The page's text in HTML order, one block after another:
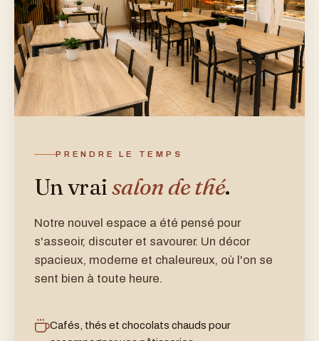
PRENDRE LE TEMPS
Un vraisalon de thé.
Notre nouvel espace a été pensé pour
s'asseoir, discuter et savourer. Un décor
spacieux, moderne et chaleureux, où l'on se
sent bien à toute heure.
Cafés, thés et chocolats chauds pour